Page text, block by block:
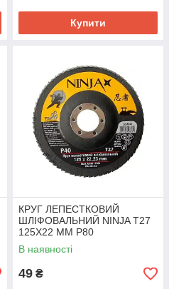
Купити
КРУГ ЛЕПЕСТКОВИЙ
ШЛІФОВАЛЬНИЙ NINJA Т27
125Х22 ММ Р80
В наявності
49 ₴